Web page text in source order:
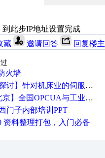
到此步IP地址设置完成
藏 邀请回答 回复楼主
火墙
针对机床业的伺服系统发展，您的期望是什么？
全国OPCUA与工业互联技术培训班通知！
门子内部培训PPT
资料整理打包，入门必备